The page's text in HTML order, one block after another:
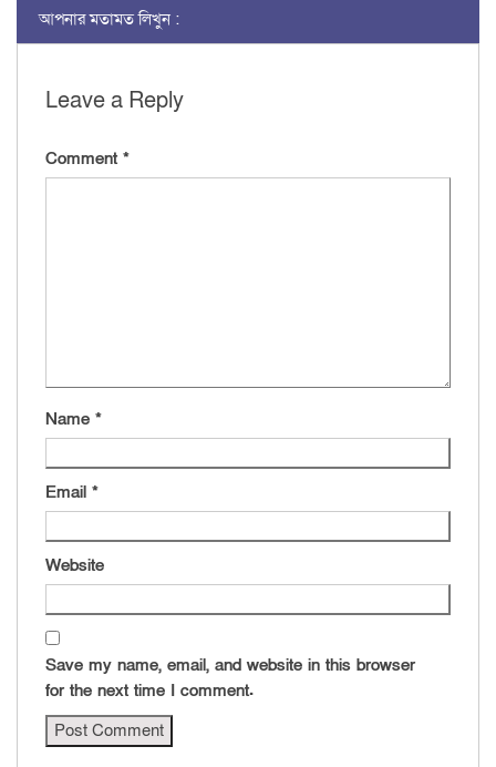
আপনার মতামত লিখুন :
Leave a Reply
Comment *
Name *
Email *
Website
Save my name, email, and website in this browser
for the next time I comment.